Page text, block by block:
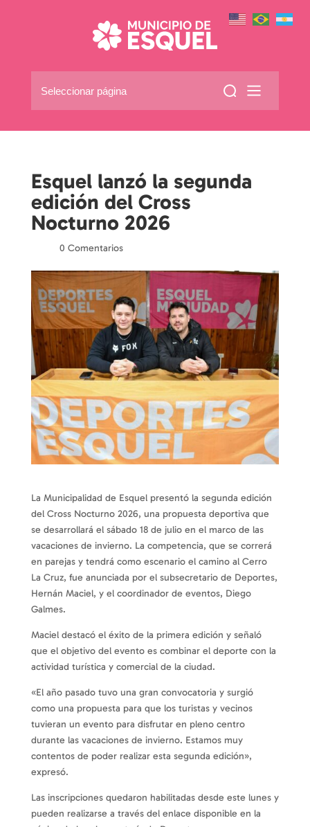
Seleccionar página
Esquel lanzó la segunda
edición del Cross
Nocturno 2026
0 Comentarios
La Municipalidad de Esquel presentó la segunda edición
del Cross Nocturno 2026, una propuesta deportiva que
se desarrollará el sábado 18 de julio en el marco de las
vacaciones de invierno. La competencia, que se correrá
en parejas y tendrá como escenario el camino al Cerro
La Cruz, fue anunciada por el subsecretario de Deportes,
Hernán Maciel, y el coordinador de eventos, Diego
Galmes.
Maciel destacó el éxito de la primera edición y señaló
que el objetivo del evento es combinar el deporte con la
actividad turística y comercial de la ciudad.
«El año pasado tuvo una gran convocatoria y surgió
como una propuesta para que los turistas y vecinos
tuvieran un evento para disfrutar en pleno centro
durante las vacaciones de invierno. Estamos muy
contentos de poder realizar esta segunda edición»,
expresó.
Las inscripciones quedaron habilitadas desde este lunes y
pueden realizarse a través del enlace disponible en la